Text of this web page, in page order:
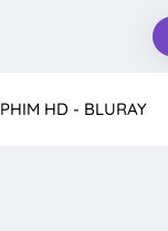
PHIM HD - BLURAY